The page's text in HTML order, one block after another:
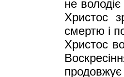
не
Христос
смертю і
Христос